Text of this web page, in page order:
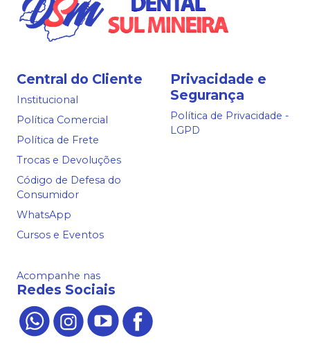
Central do Cliente
Institucional
Política Comercial
Política de Frete
Trocas e Devoluções
Código de Defesa do
Consumidor
WhatsApp
Cursos e Eventos
Privacidade e
Segurança
Política de Privacidade -
LGPD
Acompanhe nas
Redes Sociais